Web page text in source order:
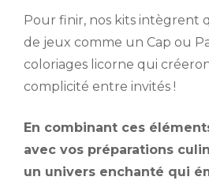
Pour finir, nos kits intègrent
de jeux comme un Cap ou
coloriages licorne qui
complicité entre invités !
En combinant ces
avec vos préparations
un univers enchanté qui